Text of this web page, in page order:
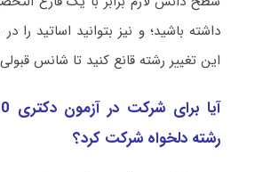
داشته باشید؛ و نیز بتوانید اساتید را در
این تغییر رشته قانع کنید تا شانس
رشته دلخواه شرکت کرد؟